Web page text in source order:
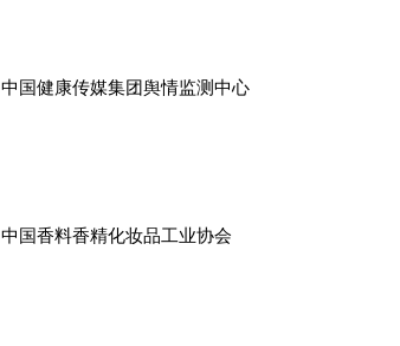
中国健康传媒集团舆情监测中心
中国香料香精化妆品工业协会